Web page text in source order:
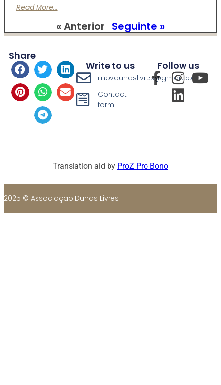
Read More...
« Anterior Seguinte »
Share
Write to us
movdunaslivres@gmail.com
Contact
form
Follow us
Translation aid by ProZ Pro Bono
2025 © Associação Dunas Livres